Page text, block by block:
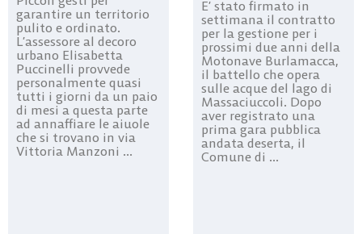
garantire un territorio
pulito e ordinato.
L’assessore al decoro
urbano Elisabetta
Puccinelli provvede
personalmente quasi
tutti i giorni da un paio
di mesi a questa parte
ad annaffiare le aiuole
che si trovano in via
Vittoria Manzoni ...
E’ stato firmato in
settimana il contratto
per la gestione per i
prossimi due anni della
Motonave Burlamacca,
il battello che opera
sulle acque del lago di
Massaciuccoli. Dopo
aver registrato una
prima gara pubblica
andata deserta, il
Comune di ...